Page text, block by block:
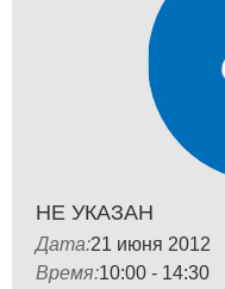
НЕ УКАЗАН
Дата:21 июня 2012
Время:10:00 - 14:30